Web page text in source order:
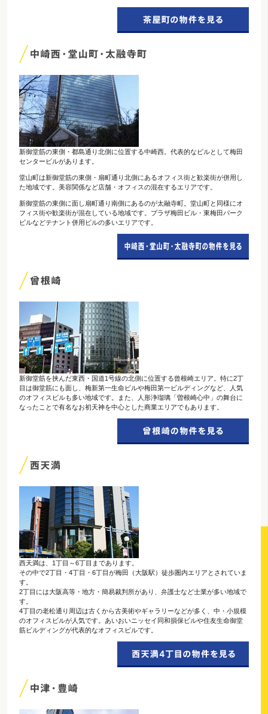
新御堂筋の東側・都島通り北側に位置する中崎西。代表的なビルとして梅田
センタービルがあります。
堂山町は新御堂筋の東側・扇町通り北側にあるオフィス街と歓楽街が併用し
た地域です。美容関係など店舗・オフィスの混在するエリアです。
新御堂筋の東側に面し扇町通り南側にあるのが太融寺町。堂山町と同様にオ
フィス街や歓楽街が混在している地域です。プラザ梅田ビル・東梅田パーク
ビルなどテナント併用ビルの多いエリアです。
新御堂筋を挟んだ東西・国道1号線の北側に位置する曾根崎エリア。特に2丁
目は御堂筋にも面し、梅新第一生命ビルや梅田第一ビルディングなど、人気
のオフィスビルも多い地域です。また、人形浄瑠璃「曽根崎心中」の舞台に
なったことで有名なお初天神を中心とした商業エリアでもあります。
西天満は、1丁目～6丁目まであります。
その中で2丁目・4丁目・6丁目が梅田（大阪駅）徒歩圏内エリアとされていま
す。
2丁目には大阪高等・地方・簡易裁判所があり、弁護士など士業が多い地域で
す。
4丁目の老松通り周辺は古くから古美術やギャラリーなどが多く、中・小規模
のオフィスビルが人気です。あいおいニッセイ同和損保ビルや住友生命御堂
筋ビルディングが代表的なオフィスビルです。